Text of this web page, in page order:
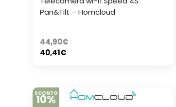
Pan&Tilt – Homcloud
44,90€
40,41€
SCONTO
10%